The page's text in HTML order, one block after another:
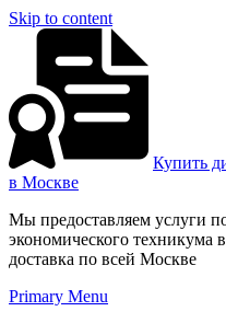
Skip to content
Купить
в Москве
Мы предоставляем услуги
экономического техникума
доставка по всей Москве
Primary Menu